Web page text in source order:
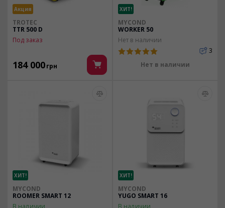
Акция
TROTEC
TTR 500 D
Под заказ
184 000грн
ХИТ!
MYCOND
WORKER 50
Нет в наличии
3
Нет в наличии
ХИТ!
MYCOND
ROOMER SMART 12
В наличии
ХИТ!
MYCOND
YUGO SMART 16
В наличии